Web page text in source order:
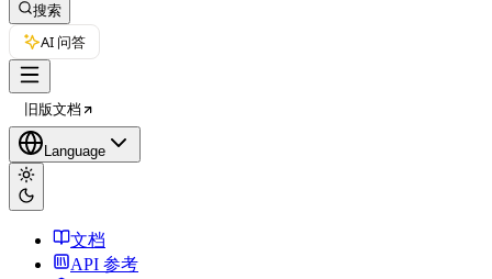
搜索
AI 问答
旧版文档
Language
文档
API 参考